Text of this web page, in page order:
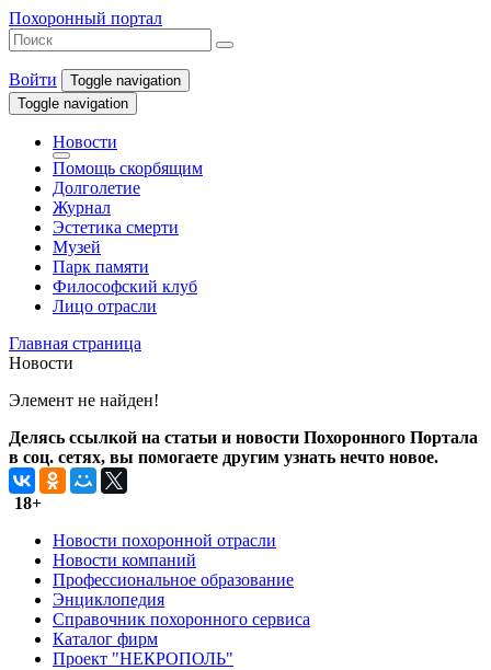
Похоронный портал
Войти
Toggle navigation
Toggle navigation
Новости
Помощь скорбящим
Долголетие
Журнал
Эстетика смерти
Музей
Парк памяти
Философский клуб
Лицо отрасли
Главная страница
Новости
Элемент не найден!
Делясь ссылкой на статьи и новости Похоронного Портала
в соц. сетях, вы помогаете другим узнать нечто новое.
18+
Новости похоронной отрасли
Новости компаний
Профессиональное образование
Энциклопедия
Справочник похоронного сервиса
Каталог фирм
Проект "НЕКРОПОЛЬ"